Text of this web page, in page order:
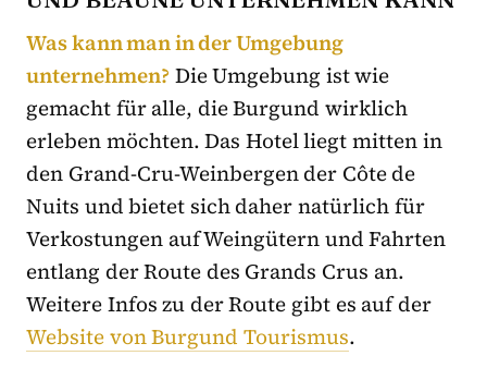
Was kann man in der Umgebung
unternehmen? Die Umgebung ist wie
gemacht für alle, die Burgund wirklich
erleben möchten. Das Hotel liegt mitten in
den Grand-Cru-Weinbergen der Côte de
Nuits und bietet sich daher natürlich für
Verkostungen auf Weingütern und Fahrten
entlang der Route des Grands Crus an.
Weitere Infos zu der Route gibt es auf der
Website von Burgund Tourismus.